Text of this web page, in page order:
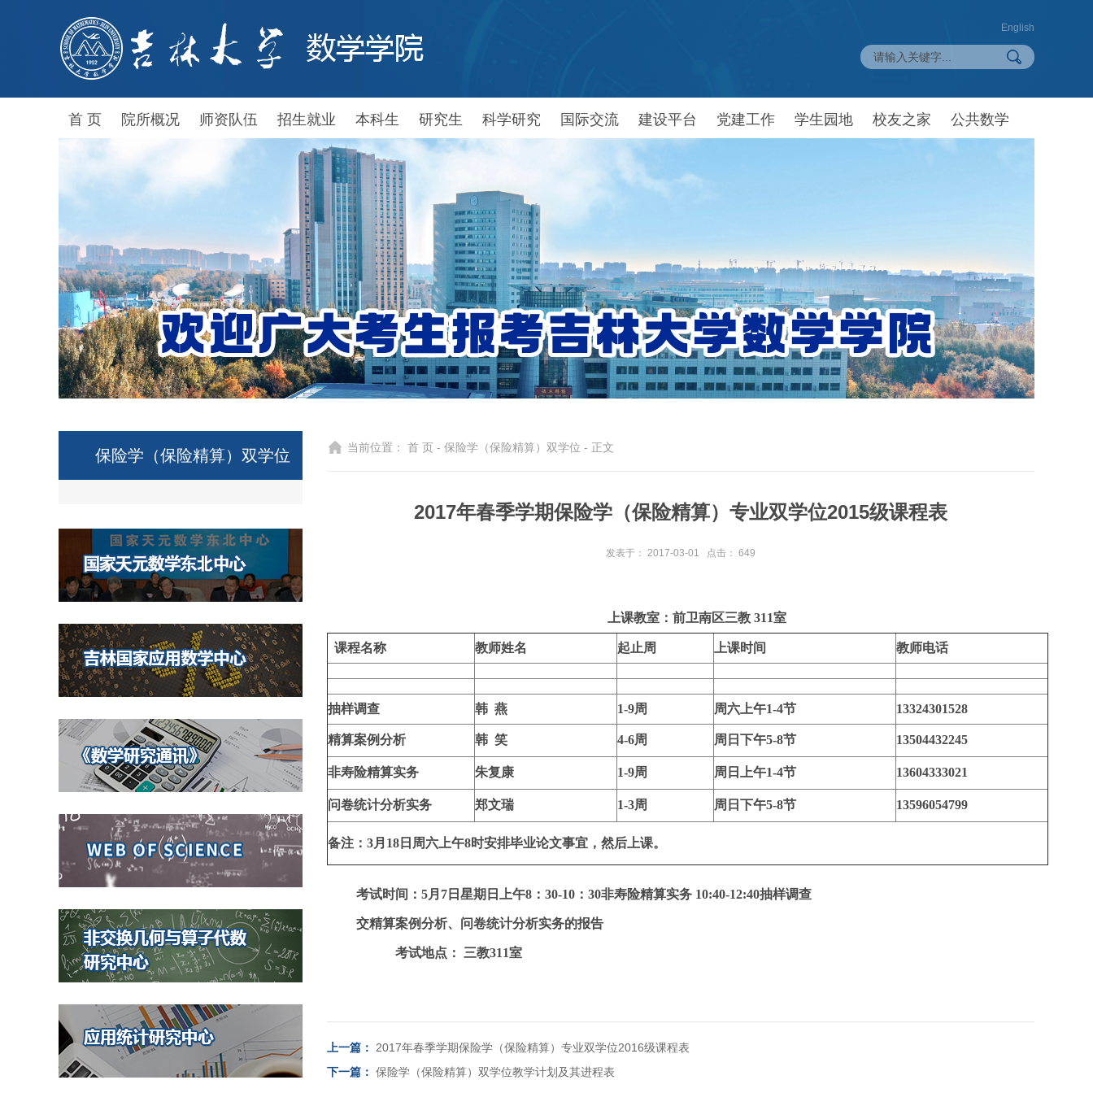
English
首 页 院所概况 师资队伍 招生就业 本科生 研究生 科学研究 国际交流 建设平台 党建工作 学生园地 校友之家 公共数学
保险学（保险精算）双学位 当前位置： 首 页 - 保险学（保险精算）双学位 - 正文
2017年春季学期保险学（保险精算）专业双学位2015级课程表
发表于： 2017-03-01 点击： 649
上课教室：前卫南区三教 311室
课程名称 教师姓名 起止周 上课时间 教师电话
抽样调查 韩 燕 1-9周 周六上午1-4节 13324301528
精算案例分析 韩 笑 4-6周 周日下午5-8节 13504432245
非寿险精算实务 朱复康 1-9周 周日上午1-4节 13604333021
问卷统计分析实务 郑文瑞 1-3周 周日下午5-8节 13596054799
备注：3月18日周六上午8时安排毕业论文事宜，然后上课。
考试时间：5月7日星期日上午8：30-10：30非寿险精算实务 10:40-12:40抽样调查
交精算案例分析、 问卷统计分析实务的报告
考试地点： 三教311室
上一篇： 2017年春季学期保险学（保险精算）专业双学位2016级课程表
下一篇： 保险学（保险精算）双学位教学计划及其进程表